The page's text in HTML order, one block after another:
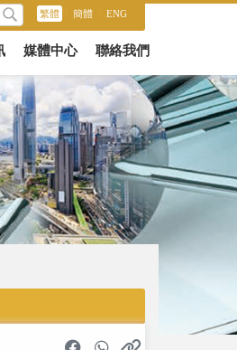
繁體 簡體 ENG
媒體中心 聯絡我們